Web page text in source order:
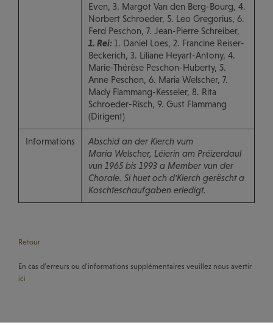
Even, 3. Margot Van den Berg-Bourg, 4.
Norbert Schroeder, 5. Leo Gregorius, 6.
Ferd Peschon, 7. Jean-Pierre Schreiber,
1. Rei: 1. Daniel Loes, 2. Francine Reiser-
Beckerich, 3. Liliane Heyart-Antony, 4.
Marie-Thérèse Peschon-Huberty, 5.
Anne Peschon, 6. Maria Welscher, 7.
Mady Flammang-Kesseler, 8. Rita
Schroeder-Risch, 9. Gust Flammang
(Dirigent)
Informations
Abschid an der Kierch vum
Maria Welscher, Léierin am Préizerdaul
vun 1965 bis 1993 a Member vun der
Chorale. Si huet och d'Kierch gerëscht a
Koschteschaufgaben erledigt.
Retour
En cas d’erreurs ou d’informations supplémentaires veuillez nous avertir
ici